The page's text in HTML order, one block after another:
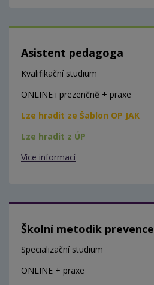
Asistent pedagoga
Kvalifikační studium
ONLINE i prezenčně + praxe
Lze hradit ze Šablon OP JAK
Lze hradit z ÚP
Více informací
Školní metodik prevence
Specializační studium
ONLINE + praxe